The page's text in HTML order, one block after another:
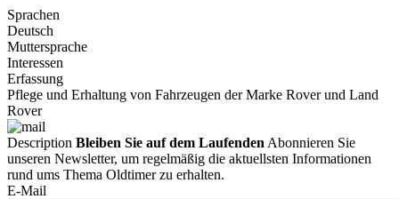
Sprachen
Deutsch
Muttersprache
Interessen
Erfassung
Pflege und Erhaltung von Fahrzeugen der Marke Rover und Land
Rover
Description Bleiben Sie auf dem Laufenden Abonnieren Sie
unseren Newsletter, um regelmäßig die aktuellsten Informationen
rund ums Thema Oldtimer zu erhalten.
E-Mail